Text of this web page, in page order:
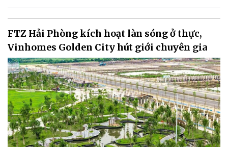
FTZ Hải Phòng kích hoạt làn sóng ở thực,
Vinhomes Golden City hút giới chuyên gia